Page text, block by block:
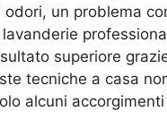
un problema
superiore
tecniche a casa
alcuni